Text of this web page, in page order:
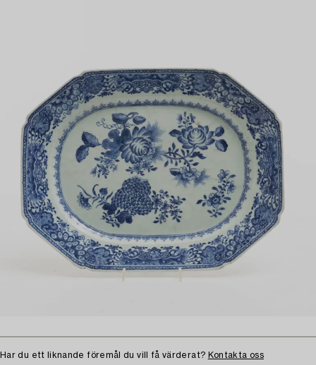
Har du ett liknande föremål du vill få värderat? Kontakta oss